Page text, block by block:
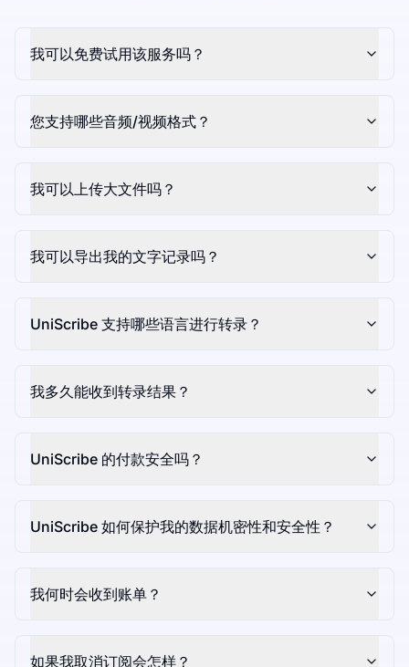
我可以免费试用该服务吗？
您支持哪些音频/视频格式？
我可以上传大文件吗？
我可以导出我的文字记录吗？
UniScribe 支持哪些语言进行转录？
我多久能收到转录结果？
UniScribe 的付款安全吗？
UniScribe 如何保护我的数据机密性和安全性？
我何时会收到账单？
如果我取消订阅会怎样？